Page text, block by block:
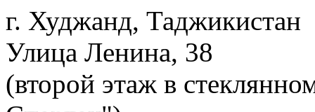
г. Худжанд, Таджикистан
Улица Ленина, 38
(второй этаж в